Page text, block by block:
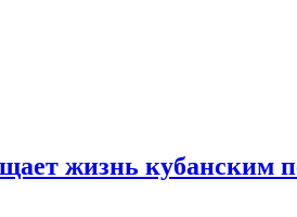
жизнь кубанским